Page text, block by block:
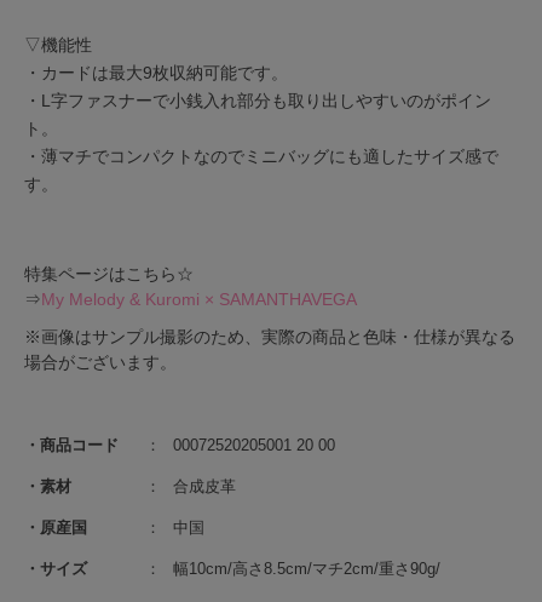
商品コード 00072520205001 20 00
素材 合成皮革
原産国 中国
サイズ 幅10cm/高さ8.5cm/マチ2cm/重さ90g/
▽機能性
・カードは最大9枚収納可能です。
・L字ファスナーで小銭入れ部分も取り出しやすいのがポイン
ト。
・薄マチでコンパクトなのでミニバッグにも適したサイズ感で
す。
特集ページはこちら☆
⇒My Melody & Kuromi × SAMANTHAVEGA
※画像はサンプル撮影のため、実際の商品と色味・仕様が異なる
場合がございます。